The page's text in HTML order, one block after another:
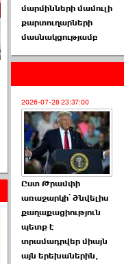
մարմինների մամուլի
քարտուղարների
մասնակցությամբ
2026-07-28 23:37:00
Ըստ Թրամփի
առաջարկի՝ ծնվելիս
քաղաքացիություն
պետք է
տրամադրվեր միայն
այն երեխաներին,